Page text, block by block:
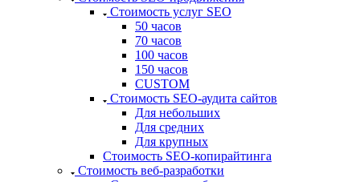
Стоимость услуг SEO
50 часов
70 часов
100 часов
150 часов
CUSTOM
Стоимость SEO-аудита сайтов
Для небольших
Для средних
Для крупных
Стоимость SEO-копирайтинга
Стоимость веб-разработки